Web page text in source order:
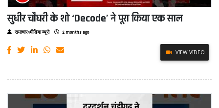
सुधीर चौधरी के शो ‘Decode’ ने पूरा किया एक साल
समाचार4मीडिया ब्यूरो 2 months ago
VIEW VIDEO